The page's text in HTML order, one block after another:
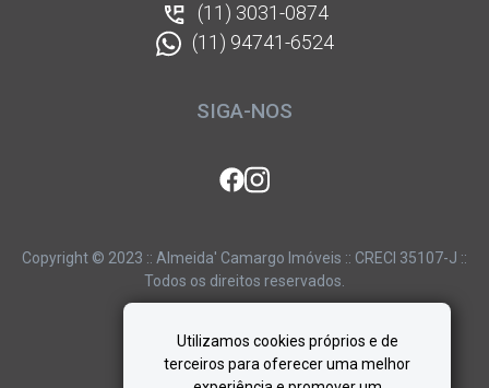
(11) 3031-0874
(11) 94741-6524
SIGA-NOS
Utilizamos cookies próprios e de
terceiros para oferecer uma melhor
Copyright © 2023 :: Almeida' Camargo Imóveis :: CRECI 35107-J ::
Todos os direitos reservados.